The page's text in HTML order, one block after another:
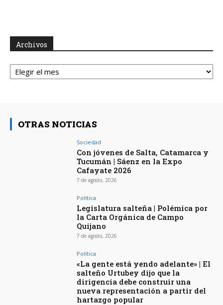
Archivos
Archivos
OTRAS NOTICIAS
Sociedad
Con jóvenes de Salta, Catamarca y
Tucumán | Sáenz en la Expo
Cafayate 2026
7 de agosto, 2026
Política
Legislatura salteña | Polémica por
la Carta Orgánica de Campo
Quijano
7 de agosto, 2026
Política
«La gente está yendo adelante» | El
salteño Urtubey dijo que la
dirigencia debe construir una
nueva representación a partir del
hartazgo popular